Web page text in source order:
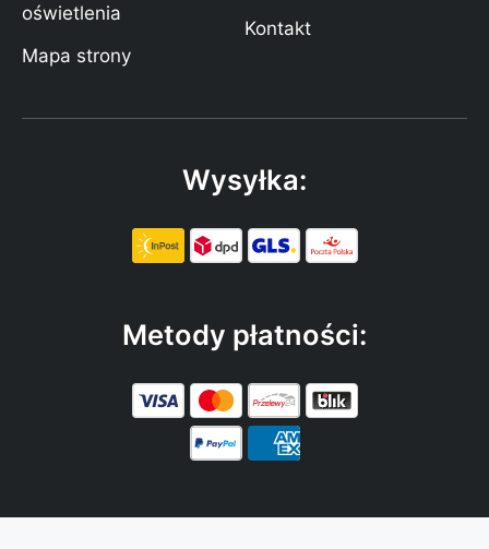
oświetlenia
Mapa strony
Kontakt
Wysyłka:
Metody płatności: